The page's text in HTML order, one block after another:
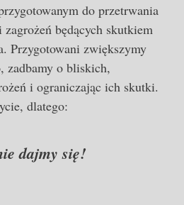
do przetrwania
będących skutkiem
Przygotowani zwiększymy
zadbamy o bliskich,
i ograniczając ich skutki.
dlatego:
dajmy się!